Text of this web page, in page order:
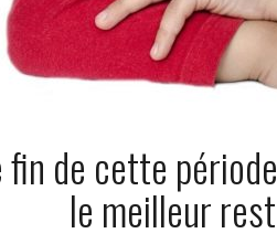
fin de cette
le meilleur